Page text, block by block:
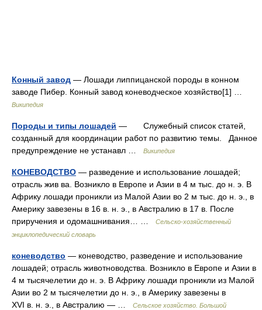
Конный завод — Лошади липпицанской породы в конном
заводе Пибер. Конный завод коневодческое хозяйство[1] …
Википедия
Породы и типы лошадей — Служебный список статей,
созданный для координации работ по развитию темы. Данное
предупреждение не устанавл …
Википедия
КОНЕВОДСТВО — разведение и использование лошадей;
отрасль жив ва. Возникло в Европе и Азии в 4 м тыс. до н. э. В
Африку лошади проникли из Малой Азии во 2 м тыс. до н. э., в
Америку завезены в 16 в. н. э., в Австралию в 17 в. После
приручения и одомашнивания… …
Сельско-хозяйственный
энциклопедический словарь
коневодство — коневодство, разведение и использование
лошадей; отрасль животноводства. Возникло в Европе и Азии в
4 м тысячелетии до н. э. В Африку лошади проникли из Малой
Азии во 2 м тысячелетии до н. э., в Америку завезены в
XVI в. н. э., в Австралию — …
Сельское хозяйство. Большой